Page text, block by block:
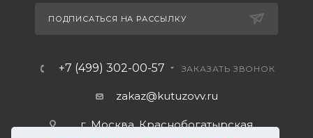
ПОДПИСАТЬСЯ НА РАССЫЛКУ
+7 (499) 302-00-57 ЗАКАЗАТЬ ЗВОНОК
zakaz@kutuzovv.ru
г. Москва, Краснобогатырская